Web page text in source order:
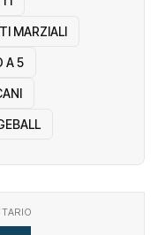
MARZIALI
A 5